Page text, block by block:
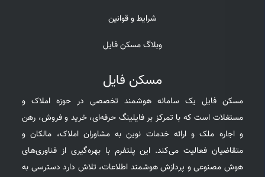
شرایط و قوانین
وبلاگ مسکن فایل
مسکن فایل
مسکن فایل یک سامانه هوشمند تخصصی در حوزه املاک و
مستغلات است که با تمرکز بر فایلینگ حرفه‌ای، خرید و فروش، رهن
و اجاره ملک و ارائه خدمات نوین به مشاوران املاک، مالکان و
متقاضیان فعالیت می‌کند. این پلتفرم با بهره‌گیری از فناوری‌های
هوش مصنوعی و پردازش هوشمند اطلاعات، تلاش دارد دسترسی به